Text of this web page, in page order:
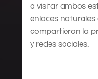
a visitar ambos
enlaces naturales
compartieron la
y redes sociales.